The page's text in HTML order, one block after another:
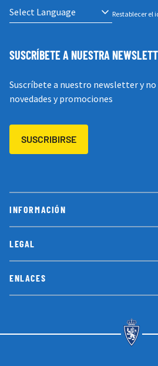
INFORMACIÓN
LEGAL
ENLACES
Restablecer el
SUSCRÍBETE A NUESTRA
Suscríbete a nuestro newsletter y
novedades y promociones
SUSCRIBIRSE